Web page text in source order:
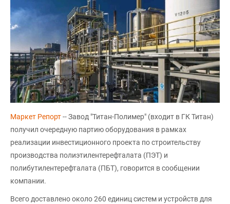
Маркет Репорт-- Завод "Титан-Полимер" (входит в ГК Титан)
получил очередную партию оборудования в рамках
реализации инвестиционного проекта по строительству
производства полиэтилентерефталата (ПЭТ) и
полибутилентерефталата (ПБТ), говорится в сообщении
компании.
Всего доставлено около 260 единиц систем и устройств для